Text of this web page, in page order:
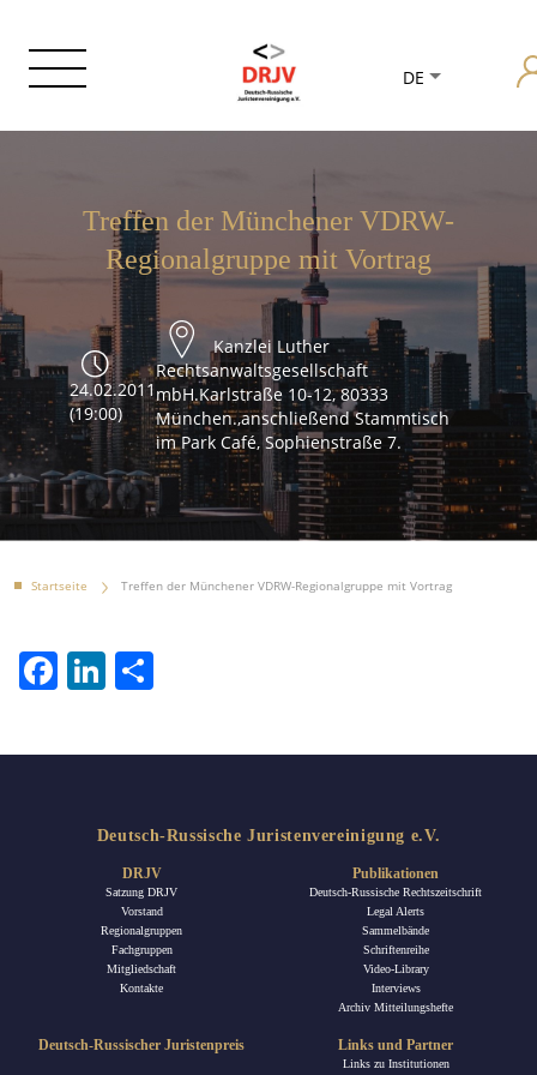
DE
Treffen der Münchener VDRW-
Regionalgruppe mit Vortrag
24.02.2011
(19:00)
Kanzlei Luther
Rechtsanwaltsgesellschaft
mbH.Karlstraße 10-12, 80333
München.,anschließend Stammtisch
im Park Café, Sophienstraße 7.
Startseite Treffen der Münchener VDRW-Regionalgruppe mit Vortrag
FacebookLinkedIn
Deutsch-Russische Juristenvereinigung e.V.
DRJV
Satzung DRJV
Vorstand
Regionalgruppen
Fachgruppen
Mitgliedschaft
Kontakte
Publikationen
Deutsch-Russische Rechtszeitschrift
Legal Alerts
Sammelbände
Schriftenreihe
Video-Library
Interviews
Archiv Mitteilungshefte
Deutsch-Russischer Juristenpreis Links und Partner
Links zu Institutionen